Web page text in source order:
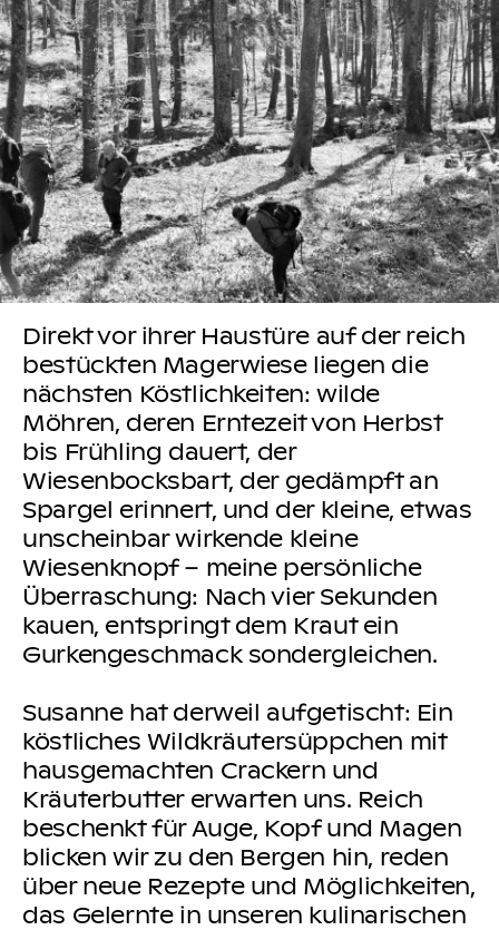
Direkt vor ihrer Haustüre auf der reich
bestückten Magerwiese liegen die
nächsten Köstlichkeiten: wilde
Möhren, deren Erntezeit von Herbst
bis Frühling dauert, der
Wiesenbocksbart, der gedämpft an
Spargel erinnert, und der kleine, etwas
unscheinbar wirkende kleine
Wiesenknopf – meine persönliche
Überraschung: Nach vier Sekunden
kauen, entspringt dem Kraut ein
Gurkengeschmack sondergleichen.
Susanne hat derweil aufgetischt: Ein
köstliches Wildkräutersüppchen mit
hausgemachten Crackern und
Kräuterbutter erwarten uns. Reich
beschenkt für Auge, Kopf und Magen
blicken wir zu den Bergen hin, reden
über neue Rezepte und Möglichkeiten,
das Gelernte in unseren kulinarischen